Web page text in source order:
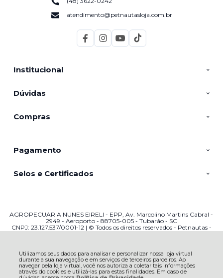
Utilizamos seus dados para analisar e personalizar nossa loja virtual
durante a sua navegação e em serviços de terceiros parceiros. Ao
navegar pela loja virtual, você nos autoriza a coletar tais informações
através do cookies e utilizá-las para estas finalidades. Em caso de
Institucional
Dúvidas
Compras
atendimento@petnautasloja.com.br
Pagamento
Selos e Certificados
AGROPECUARIA NUNES EIRELI - EPP, Av. Marcolino Martins Cabral -
2949 - Aeroporto - 88705-005 - Tubarão - SC
CNPJ: 23.127.537/0001-12 | © Todos os direitos reservados - Petnautas -